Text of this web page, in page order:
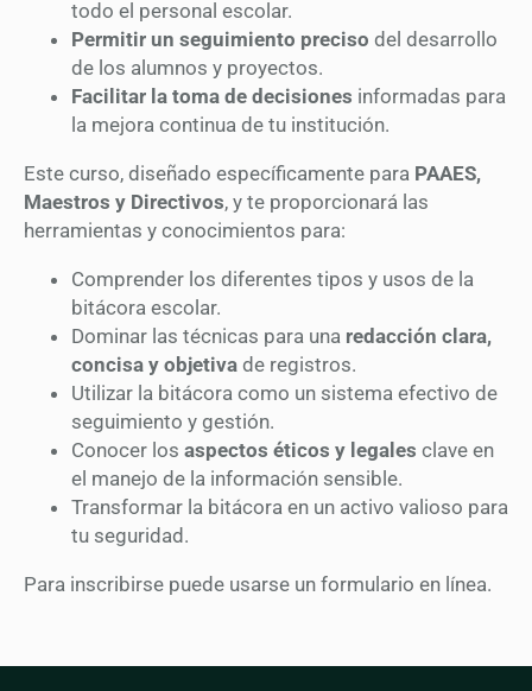
todo el personal escolar.
Permitir un seguimiento preciso del desarrollo
de los alumnos y proyectos.
Facilitar la toma de decisiones informadas para
la mejora continua de tu institución.
Este curso, diseñado específicamente para PAAES,
Maestros y Directivos, y te proporcionará las
herramientas y conocimientos para:
Comprender los diferentes tipos y usos de la
bitácora escolar.
Dominar las técnicas para una redacción clara,
concisa y objetiva de registros.
Utilizar la bitácora como un sistema efectivo de
seguimiento y gestión.
Conocer los aspectos éticos y legales clave en
el manejo de la información sensible.
Transformar la bitácora en un activo valioso para
tu seguridad.
Para inscribirse puede usarse un formulario en línea.